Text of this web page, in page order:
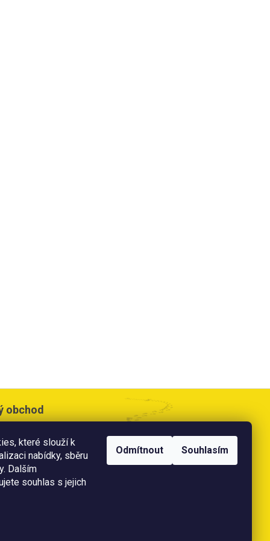
které slouží k
nabídky, sběru
Dalším
souhlas s jejich
Odmítnout Souhlasím
obchod
- 17:00 hod